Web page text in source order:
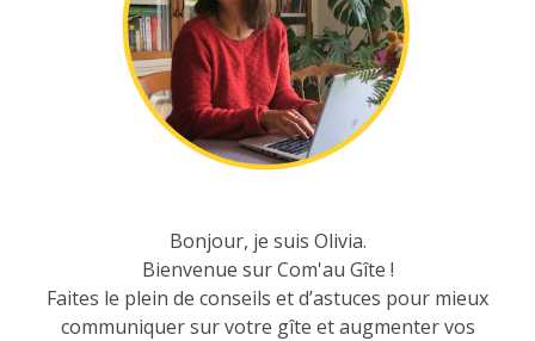
Bonjour, je suis Olivia.
Bienvenue sur Com'au Gîte !
Faites le plein de conseils et d’astuces pour mieux
communiquer sur votre gîte et augmenter vos